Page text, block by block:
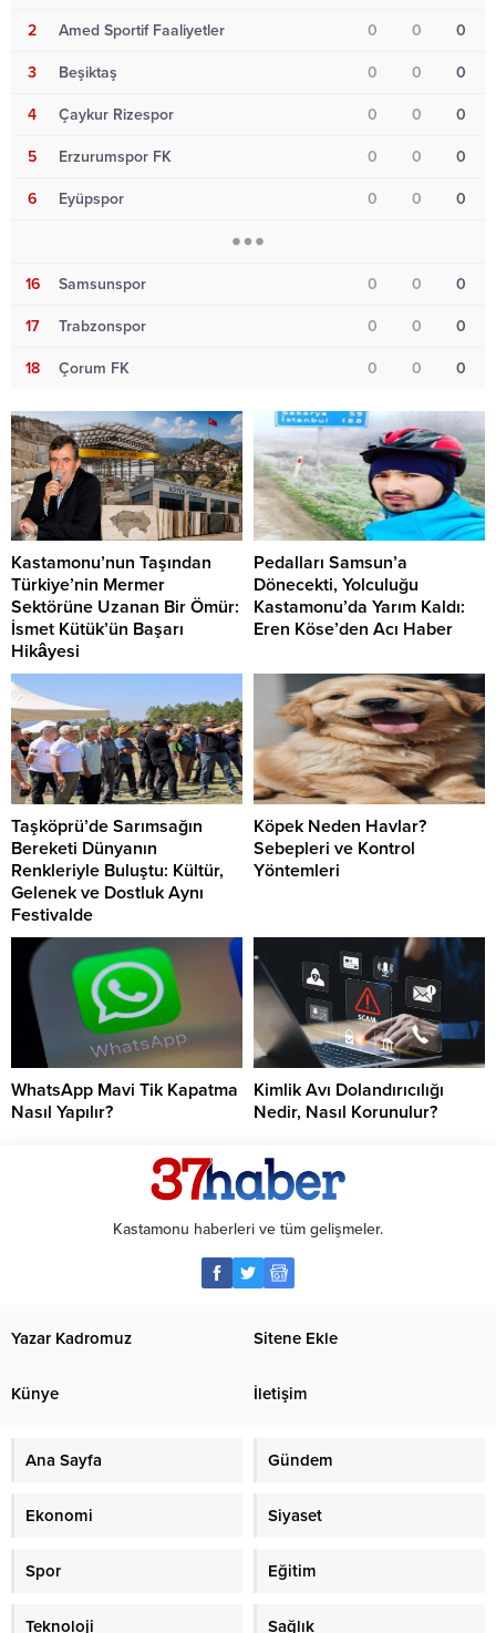
2 Amed Sportif Faaliyetler 0 0 0
3 Beşiktaş 0 0 0
4 Çaykur Rizespor 0 0 0
5 Erzurumspor FK 0 0 0
6 Eyüpspor 0 0 0
16 Samsunspor 0 0 0
17 Trabzonspor 0 0 0
18 Çorum FK 0 0 0
Kastamonu’nun Taşından
Türkiye’nin Mermer
Sektörüne Uzanan Bir Ömür:
İsmet Kütük’ün Başarı
Hikâyesi
Pedalları Samsun’a
Dönecekti, Yolculuğu
Kastamonu’da Yarım Kaldı:
Eren Köse’den Acı Haber
Taşköprü’de Sarımsağın
Bereketi Dünyanın
Renkleriyle Buluştu: Kültür,
Gelenek ve Dostluk Aynı
Festivalde
Köpek Neden Havlar?
Sebepleri ve Kontrol
Yöntemleri
WhatsApp Mavi Tik Kapatma
Nasıl Yapılır?
Kimlik Avı Dolandırıcılığı
Nedir, Nasıl Korunulur?
Kastamonu haberleri ve tüm gelişmeler.
Yazar Kadromuz Sitene Ekle
Künye İletişim
Ana Sayfa Gündem
Ekonomi Siyaset
Spor Eğitim
Teknoloji Sağlık